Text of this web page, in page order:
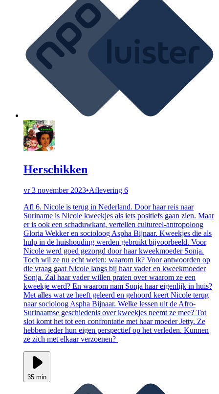
Herschikken
vr 3 november 2023•Aflevering 6
Afl 6. Nicole is terug in Nederland. Door haar reis naar
Suriname is Nicole kweekjes als iets positiefs gaan zien. Maar
er is ook een schaduwkant, vertellen cultureel-antropoloog
Gloria Wekker en socioloog Aspha Bijnaar. Kweekjes die als
hulp in de huishouding werden gebruikt bijvoorbeeld. Voor
Nicole werd goed gezorgd door haar kweekmoeder Sonja.
Toch wil ze nu echt weten: waarom ik? Voor antwoorden op
die vraag gaat Nicole langs bij haar vader en kweekmoeder
Sonja. Zal haar vader willen praten over waarom ze een
kweekje werd? En waarom nam Sonja haar eigenlijk in huis?
Met alles wat ze heeft geleerd en gehoord keert Nicole terug
naar socioloog Aspha Bijnaar. Welke lessen uit de Afro-
Surinaamse geschiedenis over kweekjes neemt ze mee? Tot
slot komt het tot een confrontatie met haar moeder Jetty. Ze
hebben ieder hun eigen perspectief op het verleden. Kunnen
ze zich met elkaar verzoenen?
35 min